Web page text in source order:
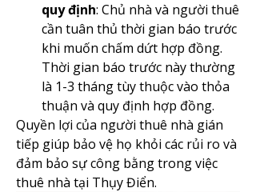
quy định: Chủ nhà và người thuê
cần tuân thủ thời gian báo trước
khi muốn chấm dứt hợp đồng.
Thời gian báo trước này thường
là 1-3 tháng tùy thuộc vào thỏa
thuận và quy định hợp đồng.
Quyền lợi của người thuê nhà gián
tiếp giúp bảo vệ họ khỏi các rủi ro và
đảm bảo sự công bằng trong việc
thuê nhà tại Thụy Điển.